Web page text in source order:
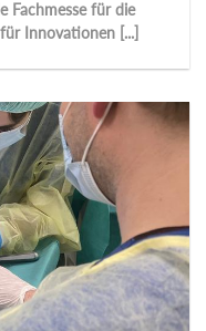
Fachmesse für die
Innovationen [...]